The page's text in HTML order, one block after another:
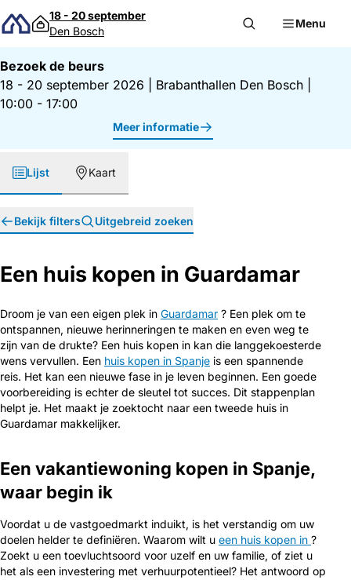
Direct naar inhoud
18 - 20 september
Den Bosch
Menu
Bezoek de beurs
18 - 20 september 2026
Brabanthallen Den Bosch
10:00 - 17:00
Meer informatie
Lijst Kaart
Bekijk filters Uitgebreid zoeken
Een huis kopen in Guardamar
Droom je van een eigen plek in Guardamar ? Een plek om te
ontspannen, nieuwe herinneringen te maken en even weg te
zijn van de drukte? Een huis kopen in kan die langgekoesterde
wens vervullen. Een huis kopen in Spanje is een spannende
reis. Het kan een nieuwe fase in je leven beginnen. Een goede
voorbereiding is echter de sleutel tot succes. Dit stappenplan
helpt je. Het maakt je zoektocht naar een tweede huis in
Guardamar makkelijker.
Een vakantiewoning kopen in Spanje,
waar begin ik
Voordat u de vastgoedmarkt induikt, is het verstandig om uw
doelen helder te definiëren. Waarom wilt u een huis kopen in ?
Zoekt u een toevluchtsoord voor uzelf en uw familie, of ziet u
het als een investering met verhuurpotentieel? Het antwoord op